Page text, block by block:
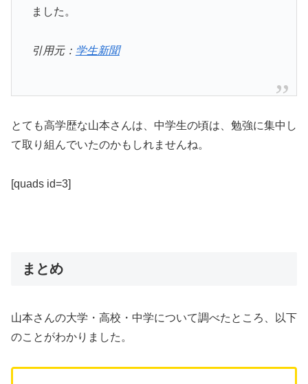
ました。
引用元： 学生新聞
とても高学歴な山本さんは、中学生の頃は、勉強に集中し
て取り組んでいたのかもしれませんね。
[quads id=3]
まとめ
山本さんの大学・高校・中学について調べたところ、以下
のことがわかりました。